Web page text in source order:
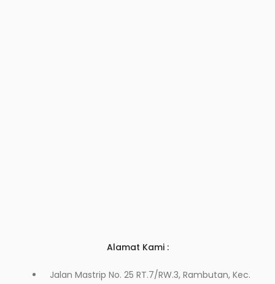
Alamat Kami :
Jalan Mastrip No. 25 RT.7/RW.3, Rambutan, Kec.